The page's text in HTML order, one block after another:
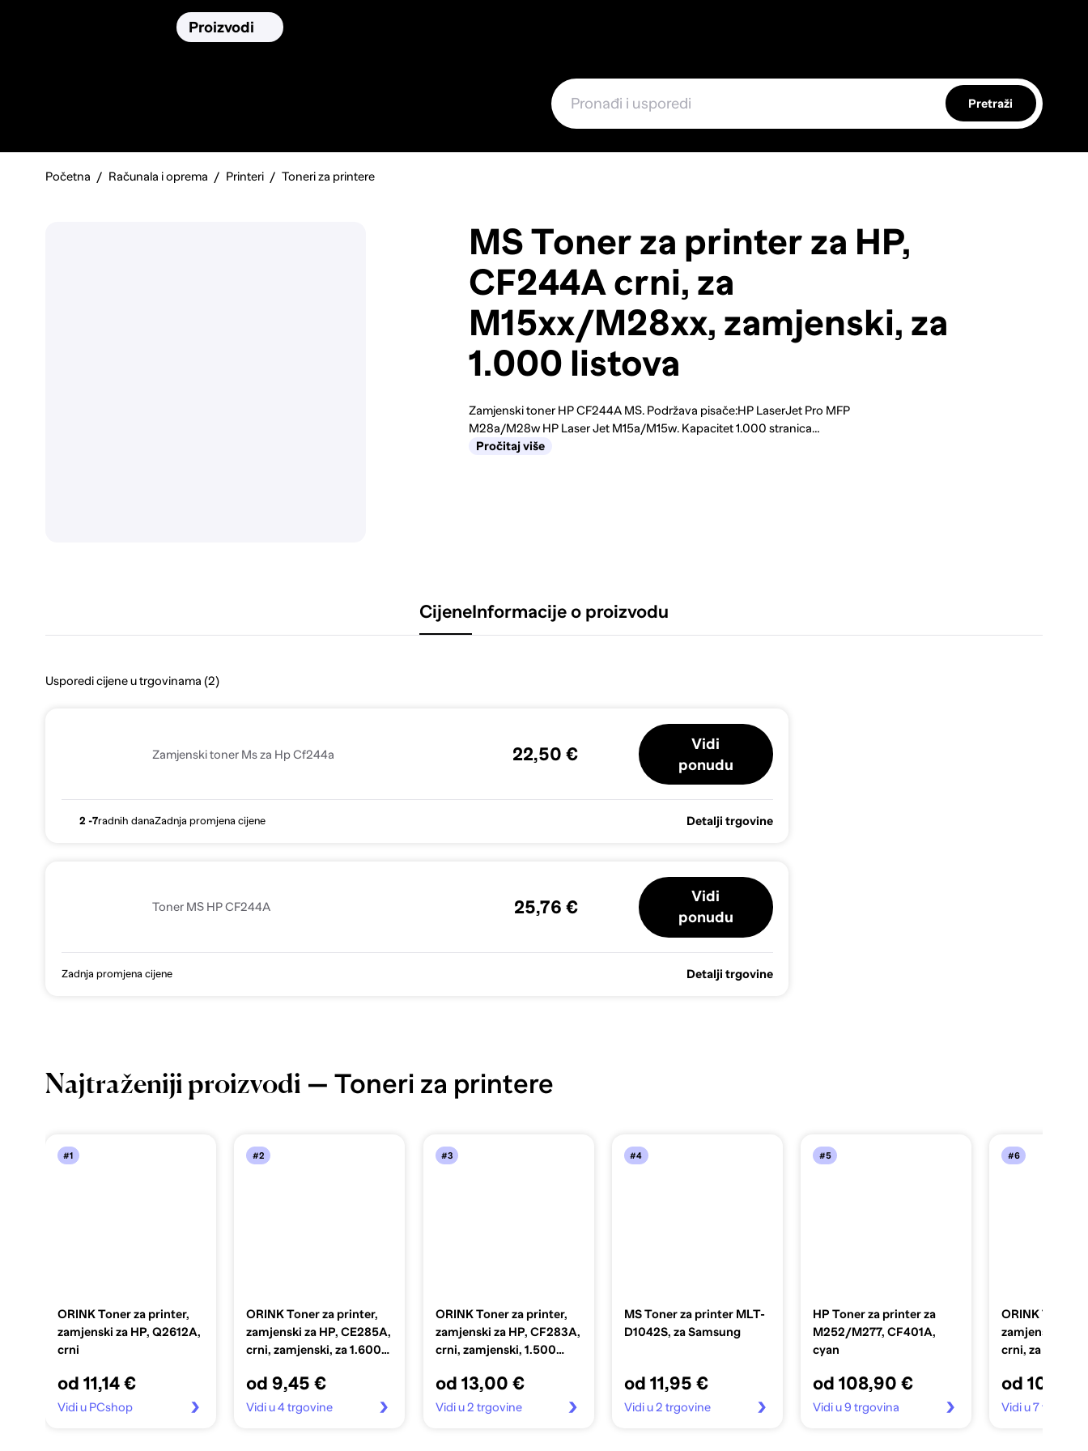
Proizvodi
Pretraži
Početna Računala i oprema Printeri Toneri za printere
MS Toner za printer za HP,
CF244A crni, za
M15xx/M28xx, zamjenski, za
1.000 listova
Zamjenski toner HP CF244A MS. Podržava pisače:HP LaserJet Pro MFP
M28a/M28w HP Laser Jet M15a/M15w. Kapacitet 1.000 stranica…
Pročitaj više
CijeneInformacije o proizvodu
Usporedi cijene u trgovinama (2)
Zamjenski toner Ms za Hp Cf244a 22,50 €
Vidi
ponudu
2 -7radnih danaZadnja promjena cijene Detalji trgovine
Toner MS HP CF244A 25,76 €
Vidi
ponudu
Zadnja promjena cijene Detalji trgovine
Najtraženiji proizvodi — Toneri za printere
#1
ORINK Toner za printer,
zamjenski za HP, Q2612A,
crni
od 11,14 €
Vidi u PCshop
#2
ORINK Toner za printer,
zamjenski za HP, CE285A,
crni, zamjenski, za 1.600
od 9,45 €
Vidi u 4 trgovine
#3
ORINK Toner za printer,
zamjenski za HP, CF283A,
crni, zamjenski, 1.500
od 13,00 €
Vidi u 2 trgovine
#4
MS Toner za printer MLT-
D1042S, za Samsung
od 11,95 €
Vidi u 2 trgovine
#5
HP Toner za printer za
M252/M277, CF401A,
cyan
od 108,90 €
Vidi u 9 trgovina
#6
ORINK Toner
zamjenski za
crni, za
listova
od 10,97
Vidi u 7 trgovina